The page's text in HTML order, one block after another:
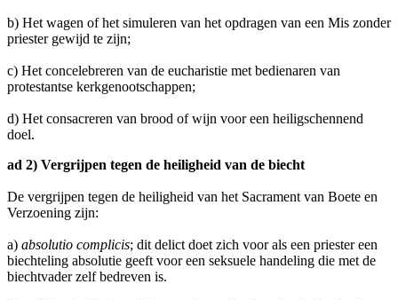
b) Het wagen of het simuleren van het opdragen van een Mis zonder
priester gewijd te zijn;
c) Het concelebreren van de eucharistie met bedienaren van
protestantse kerkgenootschappen;
d) Het consacreren van brood of wijn voor een heiligschennend
doel.
ad 2) Vergrijpen tegen de heiligheid van de biecht
De vergrijpen tegen de heiligheid van het Sacrament van Boete en
Verzoening zijn:
a) absolutio complicis; dit delict doet zich voor als een priester een
biechteling absolutie geeft voor een seksuele handeling die met de
biechtvader zelf bedreven is.